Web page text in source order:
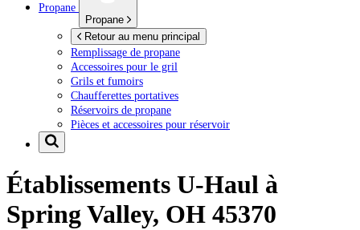
Propane
Propane
Retour au menu principal
Remplissage de propane
Accessoires pour le gril
Grils et fumoirs
Chaufferettes portatives
Réservoirs de propane
Pièces et accessoires pour réservoir
Établissements U-Haul à
Spring Valley, OH 45370